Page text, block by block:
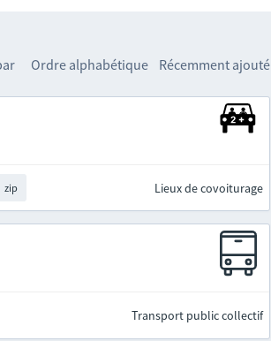
Ordre alphabétique Récemment ajouté
zip Lieux de covoiturage
Transport public collectif